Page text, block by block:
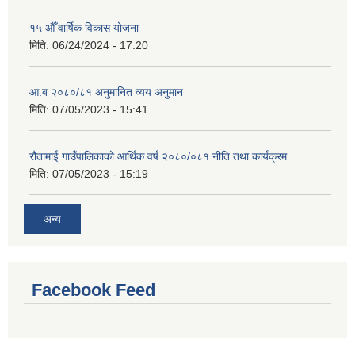
१५ औँ वार्षिक विकास योजना
मिति: 06/24/2024 - 17:20
आ.ब २०८०/८१ अनुमानित व्यय अनुमान
मिति: 07/05/2023 - 15:41
रौतामाई गाउँपालिकाको आर्थिक वर्ष २०८०/०८१ नीति तथा कार्यक्रम
मिति: 07/05/2023 - 15:19
अन्य
Facebook Feed